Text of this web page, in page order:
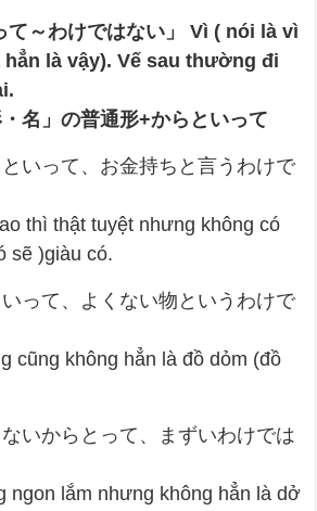
て～わけではない」 Vì ( nói là vì
là vậy). Vế sau thường đi
・名」の普通形+からといって
いって、お金持ちと言うわけで
thì thật tuyệt nhưng không có
sẽ )giàu có.
って、よくない物というわけで
cũng không hẳn là đồ dỏm (đồ
いからとって、まずいわけでは
ngon lắm nhưng không hẳn là dở